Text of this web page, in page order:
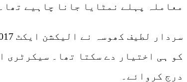
معاملہ پہلے نمٹایا جانا چاہیے تھا۔
کو ہی اختیار دے سکتا تھا۔ سیکرٹری
درج کروائے۔